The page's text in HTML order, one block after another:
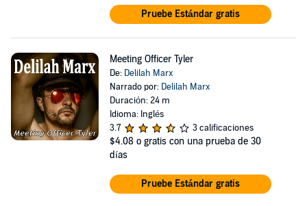
Pruebe Estándar gratis
Meeting Officer Tyler
De: Delilah Marx
Narrado por: Delilah Marx
Duración: 24 m
Idioma: Inglés
3.7
3 calificaciones
$4.08 o gratis con una prueba de 30
días
Pruebe Estándar gratis